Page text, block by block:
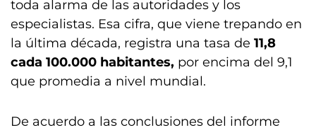
toda alarma de las autoridades y los
especialistas. Esa cifra, que viene trepando en
la última década, registra una tasa de 11,8
cada 100.000 habitantes, por encima del 9,1
que promedia a nivel mundial.
De acuerdo a las conclusiones del informe